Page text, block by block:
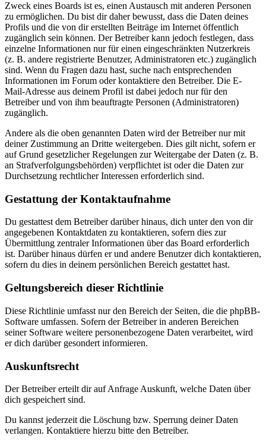
Zweck eines Boards ist es, einen Austausch mit anderen Personen
zu ermöglichen. Du bist dir daher bewusst, dass die Daten deines
Profils und die von dir erstellten Beiträge im Internet öffentlich
zugänglich sein können. Der Betreiber kann jedoch festlegen, dass
einzelne Informationen nur für einen eingeschränkten Nutzerkreis
(z. B. andere registrierte Benutzer, Administratoren etc.) zugänglich
sind. Wenn du Fragen dazu hast, suche nach entsprechenden
Informationen im Forum oder kontaktiere den Betreiber. Die E-
Mail-Adresse aus deinem Profil ist dabei jedoch nur für den
Betreiber und von ihm beauftragte Personen (Administratoren)
zugänglich.
Andere als die oben genannten Daten wird der Betreiber nur mit
deiner Zustimmung an Dritte weitergeben. Dies gilt nicht, sofern er
auf Grund gesetzlicher Regelungen zur Weitergabe der Daten (z. B.
an Strafverfolgungsbehörden) verpflichtet ist oder die Daten zur
Durchsetzung rechtlicher Interessen erforderlich sind.
Gestattung der Kontaktaufnahme
Du gestattest dem Betreiber darüber hinaus, dich unter den von dir
angegebenen Kontaktdaten zu kontaktieren, sofern dies zur
Übermittlung zentraler Informationen über das Board erforderlich
ist. Darüber hinaus dürfen er und andere Benutzer dich kontaktieren,
sofern du dies in deinem persönlichen Bereich gestattet hast.
Geltungsbereich dieser Richtlinie
Diese Richtlinie umfasst nur den Bereich der Seiten, die die phpBB-
Software umfassen. Sofern der Betreiber in anderen Bereichen
seiner Software weitere personenbezogene Daten verarbeitet, wird
er dich darüber gesondert informieren.
Auskunftsrecht
Der Betreiber erteilt dir auf Anfrage Auskunft, welche Daten über
dich gespeichert sind.
Du kannst jederzeit die Löschung bzw. Sperrung deiner Daten
verlangen. Kontaktiere hierzu bitte den Betreiber.